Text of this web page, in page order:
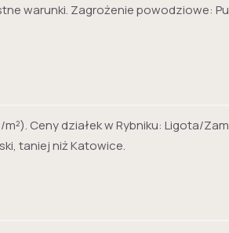
warunki. Zagrożenie powodziowe:
m²). Ceny działek w Rybniku: Ligota/
taniej niż Katowice.